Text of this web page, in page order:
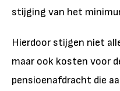
stijging van het
Hierdoor stijgen niet
maar ook kosten voor
pensioenafdracht die